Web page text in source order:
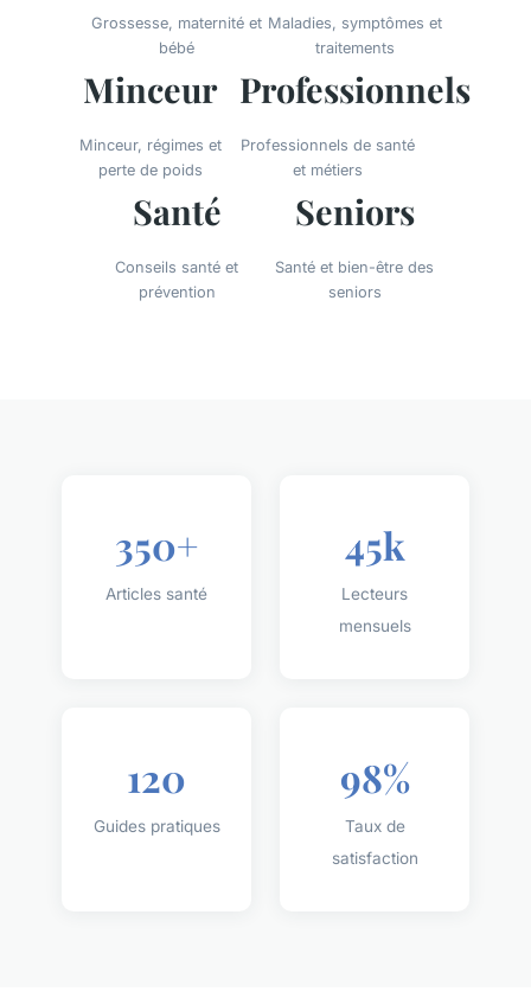
Grossesse, maternité et
bébé
Maladies, symptômes et
traitements
Minceur
Minceur, régimes et
perte de poids
Professionnels
Professionnels de santé
et métiers
Santé
Conseils santé et
prévention
Seniors
Santé et bien-être des
seniors
350+
Articles santé
45k
Lecteurs
mensuels
120
Guides pratiques
98%
Taux de
satisfaction